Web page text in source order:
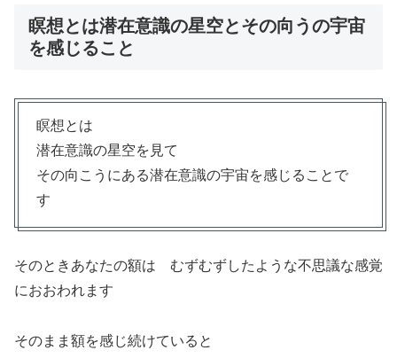
瞑想とは潜在意識の星空とその向うの宇宙
を感じること
瞑想とは
潜在意識の星空を見て
その向こうにある潜在意識の宇宙を感じることで
す
そのときあなたの額は むずむずしたような不思議な感覚
におおわれます
そのまま額を感じ続けていると